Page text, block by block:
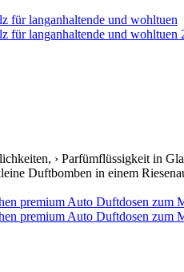
› Parfümflüssigkeit in
Duftbomben in einem